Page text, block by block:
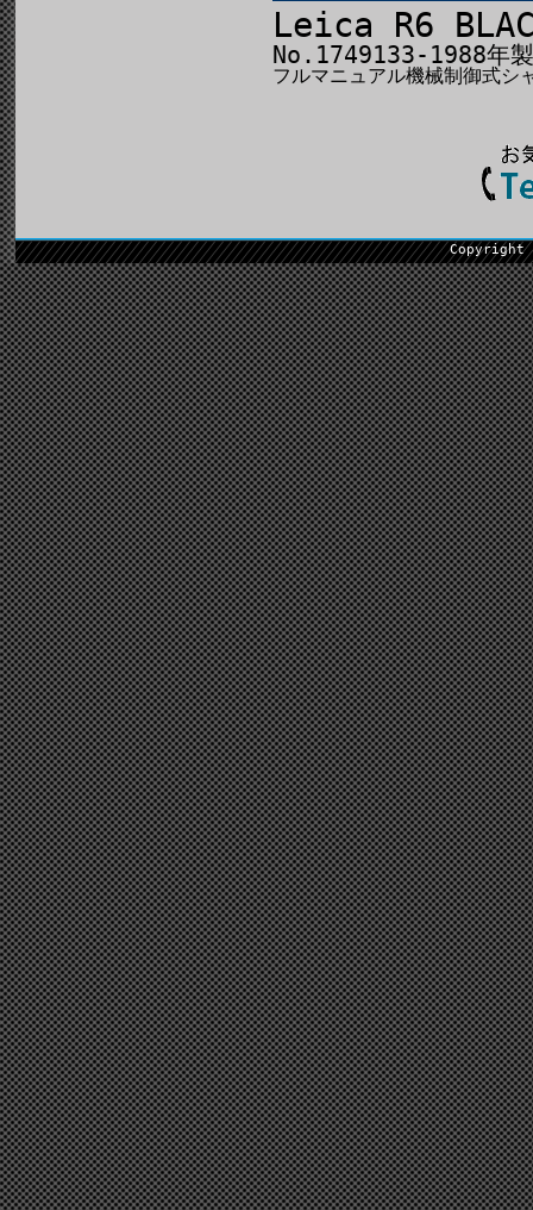
Leica R6
No.1749133-1988年
フルマニュアル機械制御式シ
Copyright